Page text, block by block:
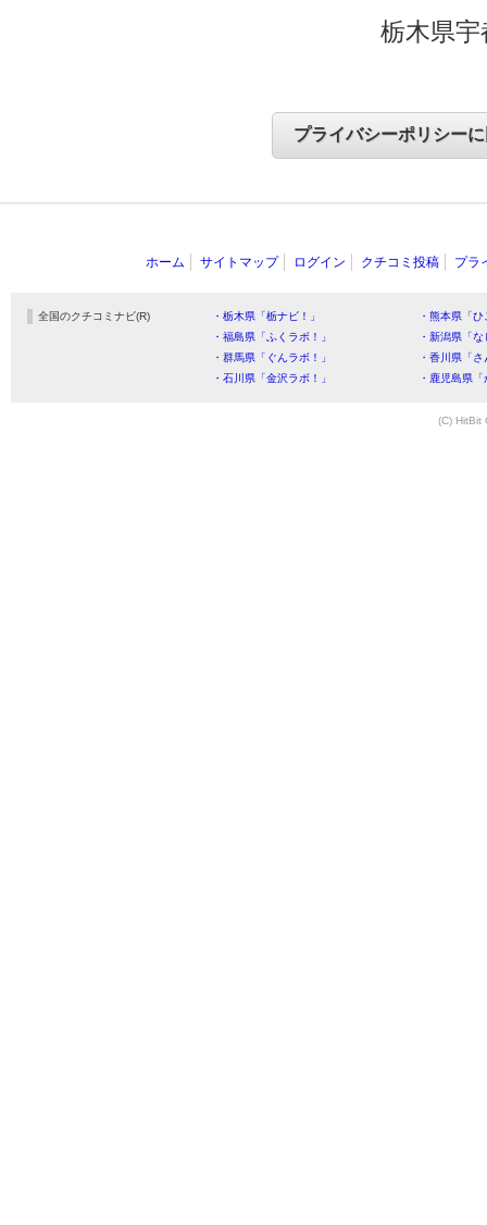
栃木県
ホーム サイトマップ ログイン クチコミ投稿 プラ
全国のクチコミナビ(R) ・栃木県「栃ナビ！」
・熊本県「
・福島県「ふくラボ！」
・新潟県「
・群馬県「ぐんラボ！」
・香川県「
・石川県「金沢ラボ！」
・鹿児島県
(C) HitBit